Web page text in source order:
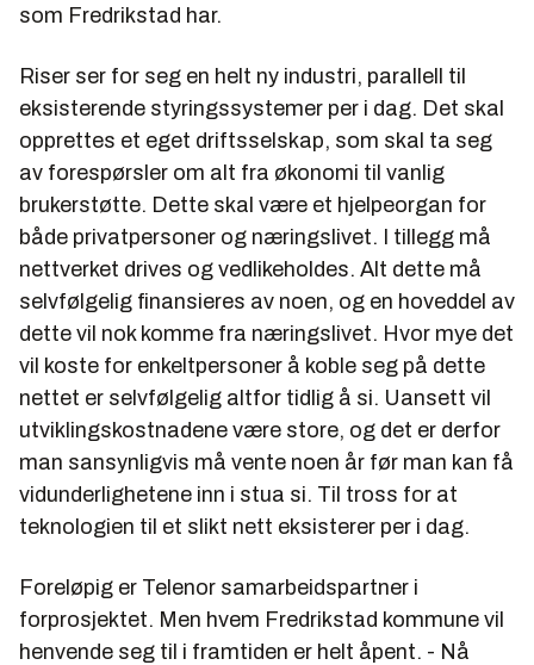
som Fredrikstad har.
Riser ser for seg en helt ny industri, parallell til
eksisterende styringssystemer per i dag. Det skal
opprettes et eget driftsselskap, som skal ta seg
av forespørsler om alt fra økonomi til vanlig
brukerstøtte. Dette skal være et hjelpeorgan for
både privatpersoner og næringslivet. I tillegg må
nettverket drives og vedlikeholdes. Alt dette må
selvfølgelig finansieres av noen, og en hoveddel av
dette vil nok komme fra næringslivet. Hvor mye det
vil koste for enkeltpersoner å koble seg på dette
nettet er selvfølgelig altfor tidlig å si. Uansett vil
utviklingskostnadene være store, og det er derfor
man sansynligvis må vente noen år før man kan få
vidunderlighetene inn i stua si. Til tross for at
teknologien til et slikt nett eksisterer per i dag.
Foreløpig er Telenor samarbeidspartner i
forprosjektet. Men hvem Fredrikstad kommune vil
henvende seg til i framtiden er helt åpent. - Nå